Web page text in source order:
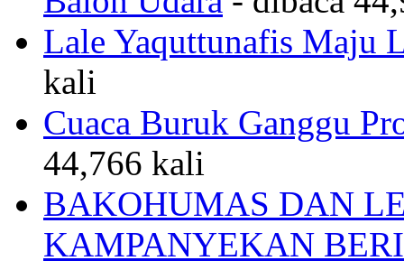
Lale Yaquttunafis Maju
kali
Cuaca Buruk Ganggu
44,766 kali
BAKOHUMAS DAN
KAMPANYEKAN